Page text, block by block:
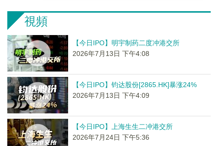
視頻
【今日IPO】明宇制药二度冲港交所
2026年7月13日 下午4:08
【今日IPO】钧达股份[2865.HK]暴涨24%
2026年7月13日 下午4:09
【今日IPO】上海生生二冲港交所
2026年7月24日 下午5:36